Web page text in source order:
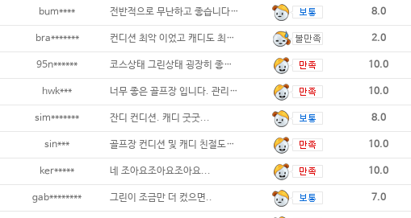
bum**** 전반적으로 무난하고 좋습니다... 8.0
bra******* 컨디션 최악 이었고 캐디도 최악임 ... 2.0
95n****** 코스상태 그린상태 굉장히 좋아요... 10.0
hwk*** 너무 좋은 골프장 입니다. 관리도 항상 잘 10.0
sim******* 잔디 컨디션. 캐디 굿굿... 8.0
sin*** 골프장 컨디션 및 캐디 친절도에 만족... 10.0
ker***** 네 조아요조아요조아요... 10.0
gab******** 그린이 조금만 더 컸으면.. 7.0